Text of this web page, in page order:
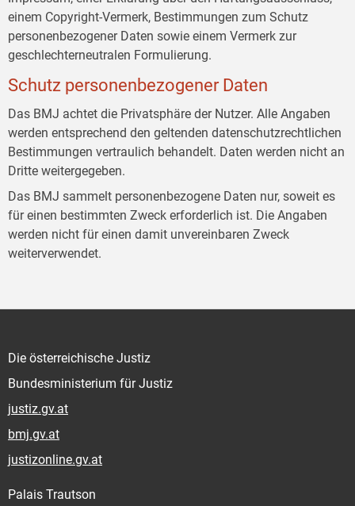
einem Copyright-Vermerk, Bestimmungen zum Schutz
personenbezogener Daten sowie einem Vermerk zur
geschlechterneutralen Formulierung.
Schutz personenbezogener Daten
Das BMJ achtet die Privatsphäre der Nutzer. Alle Angaben
werden entsprechend den geltenden datenschutzrechtlichen
Bestimmungen vertraulich behandelt. Daten werden nicht an
Dritte weitergegeben.
Das BMJ sammelt personenbezogene Daten nur, soweit es
für einen bestimmten Zweck erforderlich ist. Die Angaben
werden nicht für einen damit unvereinbaren Zweck
weiterverwendet.
Die österreichische Justiz
Bundesministerium für Justiz
justiz.gv.at
bmj.gv.at
justizonline.gv.at
Palais Trautson